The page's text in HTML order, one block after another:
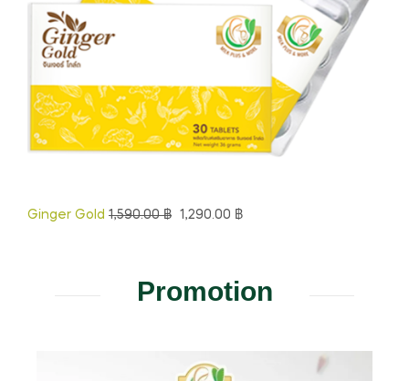
Ginger Gold 1,590.00฿ 1,290.00 ฿
Promotion